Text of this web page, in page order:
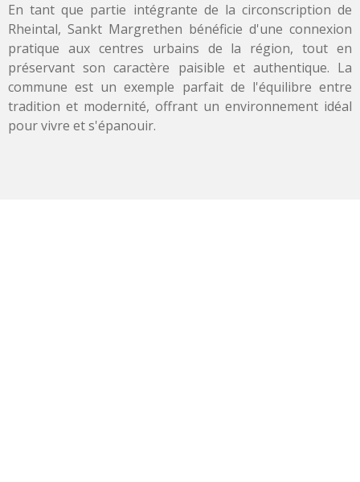
En tant que partie intégrante de la circonscription de
Rheintal, Sankt Margrethen bénéficie d'une connexion
pratique aux centres urbains de la région, tout en
préservant son caractère paisible et authentique. La
commune est un exemple parfait de l'équilibre entre
tradition et modernité, offrant un environnement idéal
pour vivre et s'épanouir.